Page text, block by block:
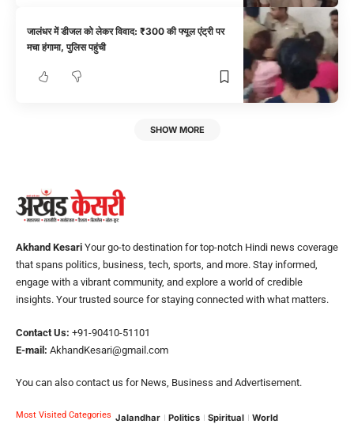
जालंधर में डीजल को लेकर विवाद: ₹300 की फ्यूल एंट्री पर
मचा हंगामा, पुलिस पहुंची
SHOW MORE
Akhand Kesari Your go-to destination for top-notch Hindi news coverage
that spans politics, business, tech, sports, and more. Stay informed,
engage with a vibrant community, and explore a world of credible
insights. Your trusted source for staying connected with what matters.
Contact Us: +91-90410-51101
E-mail: AkhandKesari@gmail.com
You can also contact us for News, Business and Advertisement.
Most Visited Categories Jalandhar Politics Spiritual World